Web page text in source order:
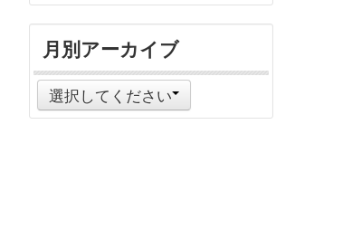
月別アーカイブ
選択してください